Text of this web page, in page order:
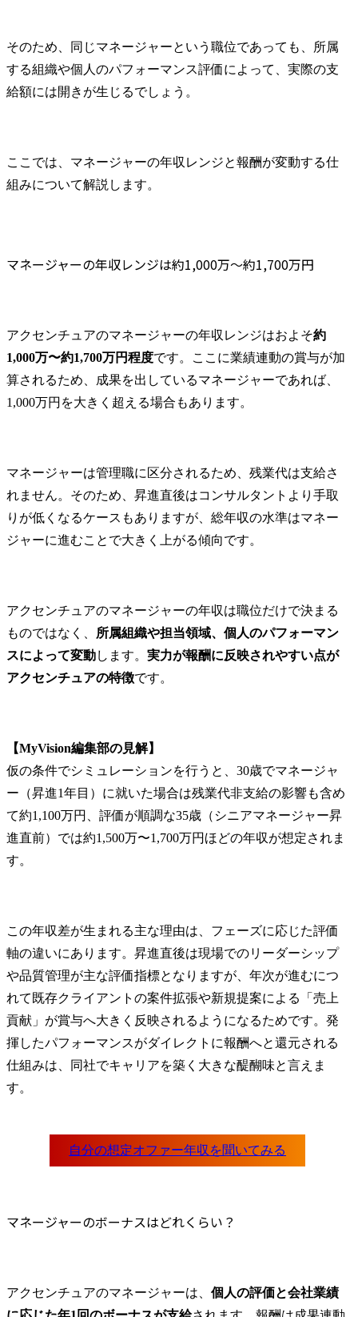
そのため、同じマネージャーという職位であっても、所属
する組織や個人のパフォーマンス評価によって、実際の支
給額には開きが生じるでしょう。
ここでは、マネージャーの年収レンジと報酬が変動する仕
組みについて解説します。
マネージャーの年収レンジは約1,000万～約1,700万円
アクセンチュアのマネージャーの年収レンジはおよそ約
1,000万〜約1,700万円程度です。ここに業績連動の賞与が加
算されるため、成果を出しているマネージャーであれば、
1,000万円を大きく超える場合もあります。
マネージャーは管理職に区分されるため、残業代は支給さ
れません。そのため、昇進直後はコンサルタントより手取
りが低くなるケースもありますが、総年収の水準はマネー
ジャーに進むことで大きく上がる傾向です。
アクセンチュアのマネージャーの年収は職位だけで決まる
ものではなく、 所属組織や担当領域、個人のパフォーマン
スによって変動します。 実力が報酬に反映されやすい点が
アクセンチュアの特徴です。
【MyVision編集部の見解】
仮の条件でシミュレーションを行うと、30歳でマネージャ
ー（昇進1年目）に就いた場合は残業代非支給の影響も含め
て約1,100万円、評価が順調な35歳（シニアマネージャー昇
進直前）では約1,500万〜1,700万円ほどの年収が想定されま
す。
この年収差が生まれる主な理由は、フェーズに応じた評価
軸の違いにあります。昇進直後は現場でのリーダーシップ
や品質管理が主な評価指標となりますが、年次が進むにつ
れて既存クライアントの案件拡張や新規提案による「売上
貢献」が賞与へ大きく反映されるようになるためです。発
揮したパフォーマンスがダイレクトに報酬へと還元される
仕組みは、同社でキャリアを築く大きな醍醐味と言えま
す。
マネージャーのボーナスはどれくらい？
アクセンチュアのマネージャーは、 個人の評価と会社業績